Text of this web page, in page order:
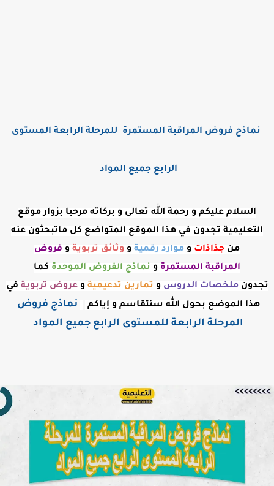
نماذج فروض المراقبة المستمرة للمرحلة الرابعة المستوى
الرابع جميع المواد
السلام عليكم و رحمة الله تعالى و بركاته مرحبا بزوار موقع
التعليمية تجدون في هذا الموقع المتواضع كل ماتبحثون عنه
من جذاذات و موارد رقمية و وثائق تربوية و فروض
المراقبة المستمرة و نماذج الفروض الموحدة كما
تجدونملخصات الدروس و تمارين تدعيمية وعروض تربوية في
هذا الموضع بحول الله سنتقاسم و إياكم
نماذج فروض
المرحلة الرابعة للمستوى الرابع جميع المواد